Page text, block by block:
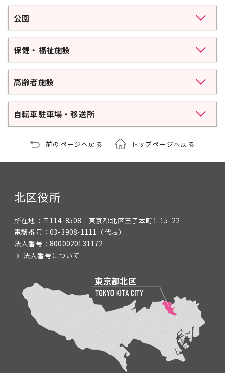
公園
保健・福祉施設
高齢者施設
自転車駐車場・移送所
前のページへ戻る トップページへ戻る
北区役所
所在地： 〒114-8508 東京都北区王子本町1-15-22
電話番号： 03-3908-1111 （代表）
法人番号： 8000020131172
法人番号について